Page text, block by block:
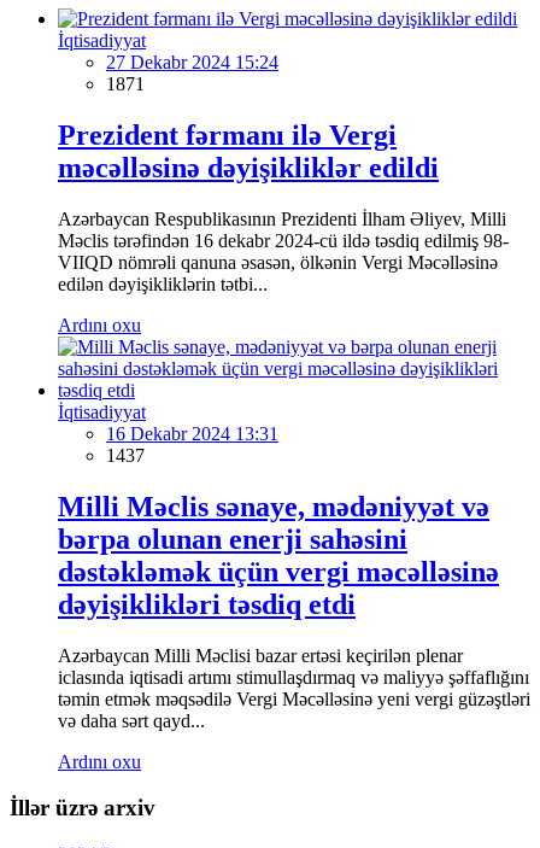
İqtisadiyyat
27 Dekabr 2024 15:24
1871
Prezident fərmanı ilə Vergi
məcəlləsinə dəyişikliklər edildi
Azərbaycan Respublikasının Prezidenti İlham Əliyev, Milli
Məclis tərəfindən 16 dekabr 2024-cü ildə təsdiq edilmiş 98-
VIIQD nömrəli qanuna əsasən, ölkənin Vergi Məcəlləsinə
edilən dəyişikliklərin tətbi...
Ardını oxu
İqtisadiyyat
16 Dekabr 2024 13:31
1437
Milli Məclis sənaye, mədəniyyət və
bərpa olunan enerji sahəsini
dəstəkləmək üçün vergi məcəlləsinə
dəyişiklikləri təsdiq etdi
Azərbaycan Milli Məclisi bazar ertəsi keçirilən plenar
iclasında iqtisadi artımı stimullaşdırmaq və maliyyə şəffaflığını
təmin etmək məqsədilə Vergi Məcəlləsinə yeni vergi güzəştləri
və daha sərt qayd...
Ardını oxu
İllər üzrə arxiv